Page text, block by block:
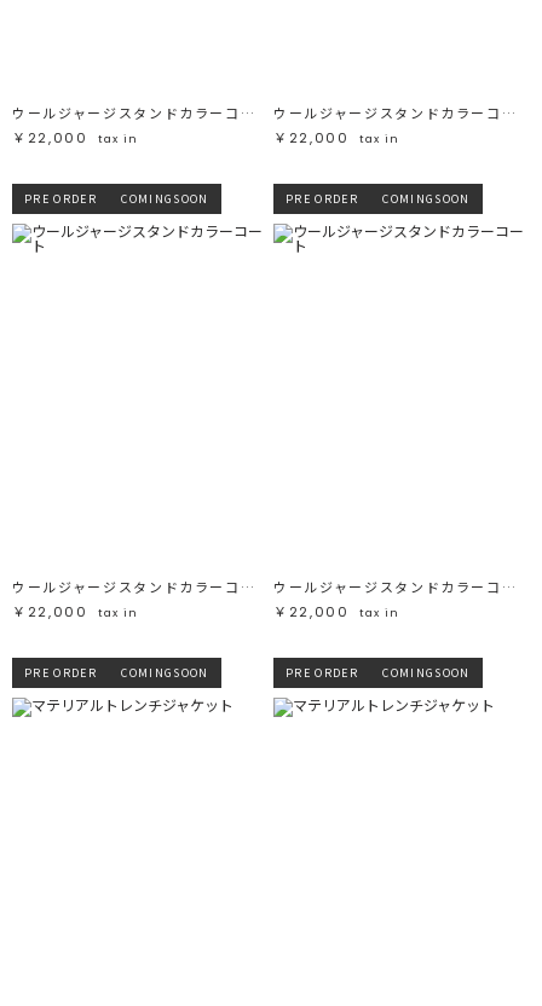
ウールジャージスタンドカラーコート
￥22,000
tax in
ウールジャージスタンドカラーコート
￥22,000
tax in
PRE ORDER COMINGSOON
ウールジャージスタンドカラーコート
￥22,000
tax in
PRE ORDER COMINGSOON
ウールジャージスタンドカラーコート
￥22,000
tax in
PRE ORDER COMINGSOON PRE ORDER COMINGSOON